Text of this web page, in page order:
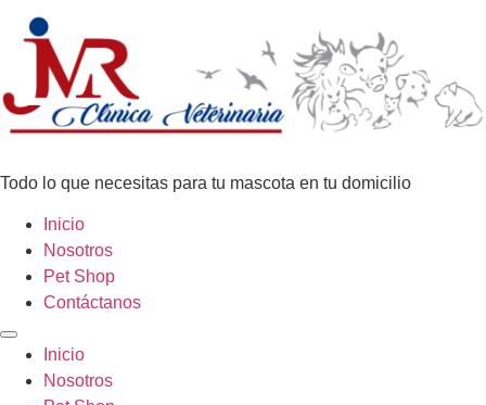
Todo lo que necesitas para tu mascota en tu domicilio
Inicio
Nosotros
Pet Shop
Contáctanos
Inicio
Nosotros